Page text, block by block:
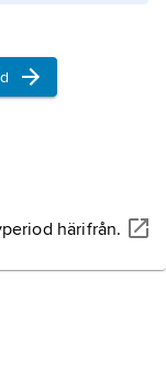
härifrån.